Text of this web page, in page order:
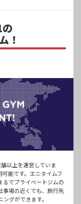
！
以上を運営していま
能です。エニタイムフ
るでプライベートジムの
事場の近くでも、旅行先
グができます。